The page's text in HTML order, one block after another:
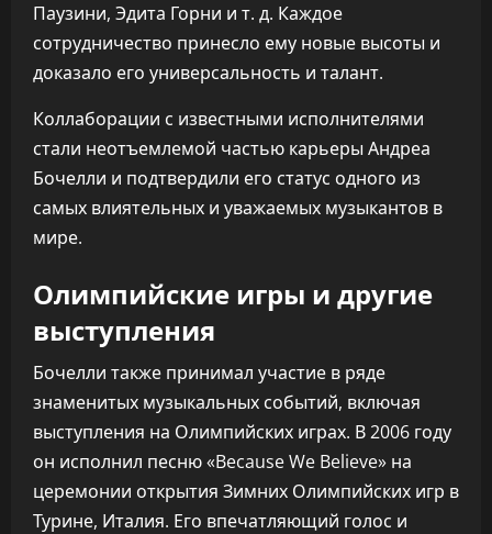
Паузини, Эдита Горни и т. д. Каждое
сотрудничество принесло ему новые высоты и
доказало его универсальность и талант.
Коллаборации с известными исполнителями
стали неотъемлемой частью карьеры Андреа
Бочелли и подтвердили его статус одного из
самых влиятельных и уважаемых музыкантов в
мире.
Олимпийские игры и другие
выступления
Бочелли также принимал участие в ряде
знаменитых музыкальных событий, включая
выступления на Олимпийских играх. В 2006 году
он исполнил песню «Because We Believe» на
церемонии открытия Зимних Олимпийских игр в
Турине, Италия. Его впечатляющий голос и